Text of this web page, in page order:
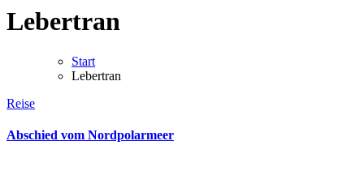
Lebertran
Start
Lebertran
Reise
Abschied vom Nordpolarmeer